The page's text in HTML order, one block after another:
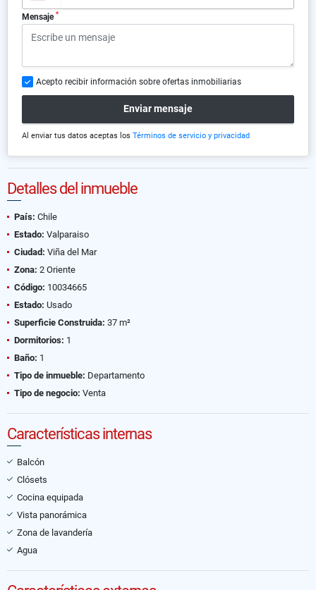
Mensaje *
Acepto recibir información sobre ofertas inmobiliarias
Enviar mensaje
Al enviar tus datos aceptas los Términos de servicio y privacidad
Detalles del inmueble
País: Chile
Estado: Valparaiso
Ciudad: Viña del Mar
Zona: 2 Oriente
Código: 10034665
Estado: Usado
Superficie Construida: 37 m²
Dormitorios: 1
Baño: 1
Tipo de inmueble: Departamento
Tipo de negocio: Venta
Características internas
Balcón
Clósets
Cocina equipada
Vista panorámica
Zona de lavandería
Agua